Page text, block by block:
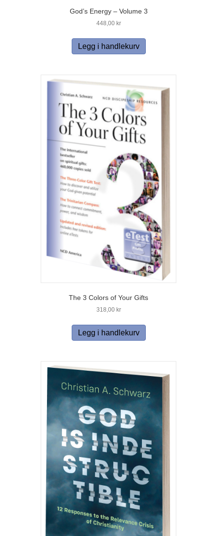
God’s Energy – Volume 3
448,00 kr
Legg i handlekurv
The 3 Colors of Your Gifts
318,00 kr
Legg i handlekurv